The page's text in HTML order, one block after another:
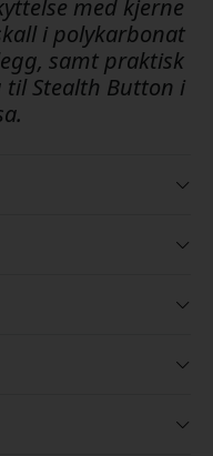
med kjerne
i polykarbonat
samt praktisk
Stealth Button i